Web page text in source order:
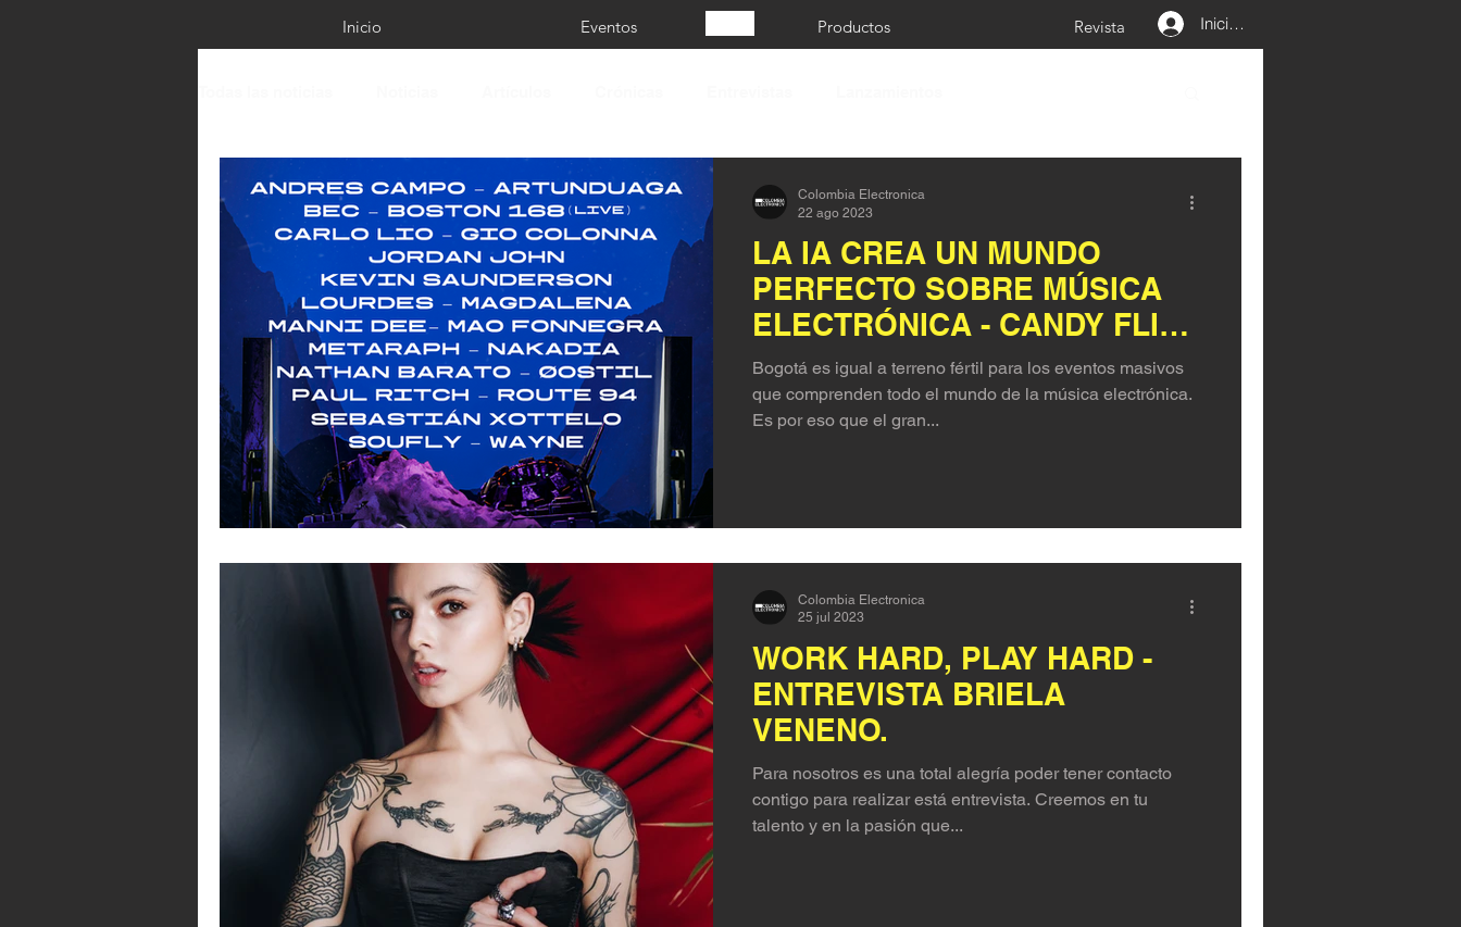
Iniciar sesión
Inicio Eventos Productos Revista
Live Performance Sessions
LA IA CREA UN MUNDO
PERFECTO SOBRE MÚSICA
ELECTRÓNICA - CANDY FLIP
FESTIVAL
Bogotá es igual a terreno fértil para los eventos masivos
que comprenden todo el mundo de la música electrónica.
Es por eso que el gran...
Colombia Electronica
22 ago 2023
WORK HARD, PLAY HARD -
ENTREVISTA BRIELA
VENENO.
Para nosotros es una total alegría poder tener contacto
contigo para realizar está entrevista. Creemos en tu
talento y en la pasión que...
Colombia Electronica
25 jul 2023